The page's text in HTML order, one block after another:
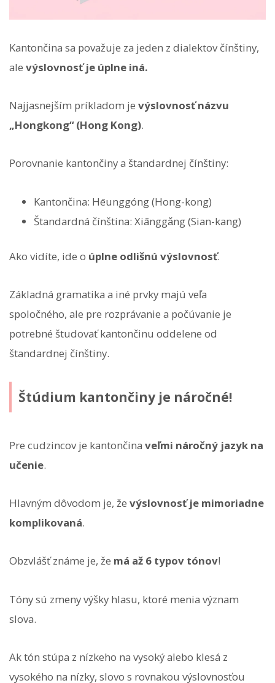
Kantončina sa považuje za jeden z dialektov čínštiny,
ale výslovnosť je úplne iná.
Najjasnejším príkladom je výslovnosť názvu
„Hongkong“ (Hong Kong).
Porovnanie kantončiny a štandardnej čínštiny:
Kantončina: Hēunggóng (Hong-kong)
Štandardná čínština: Xiānggǎng (Sian-kang)
Ako vidíte, ide o úplne odlišnú výslovnosť.
Základná gramatika a iné prvky majú veľa
spoločného, ale pre rozprávanie a počúvanie je
potrebné študovať kantončinu oddelene od
štandardnej čínštiny.
Štúdium kantončiny je náročné!
Pre cudzincov je kantončina veľmi náročný jazyk na
učenie.
Hlavným dôvodom je, že výslovnosť je mimoriadne
komplikovaná.
Obzvlášť známe je, že má až 6 typov tónov!
Tóny sú zmeny výšky hlasu, ktoré menia význam
slova.
Ak tón stúpa z nízkeho na vysoký alebo klesá z
vysokého na nízky, slovo s rovnakou výslovnosťou